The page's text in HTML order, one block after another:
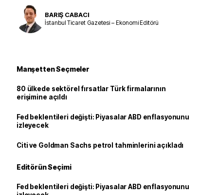
BARIŞ CABACI
İstanbul Ticaret Gazetesi – Ekonomi Editörü
Manşetten Seçmeler
80 ülkede sektörel fırsatlar Türk firmalarının
erişimine açıldı
Fed beklentileri değişti: Piyasalar ABD enflasyonunu
izleyecek
Citi ve Goldman Sachs petrol tahminlerini açıkladı
Editörün Seçimi
Fed beklentileri değişti: Piyasalar ABD enflasyonunu